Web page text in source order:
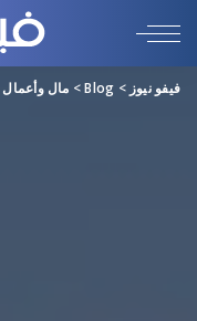
فيفو نيوز >
Blog
> مال وأعمال